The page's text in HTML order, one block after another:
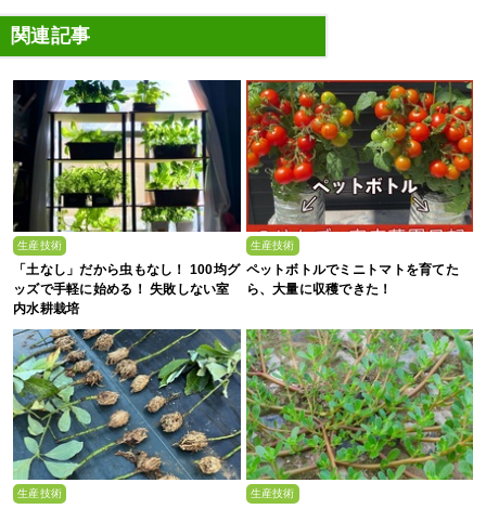
関連記事
生産技術
「土なし」だから虫もなし！ 100均グ
ッズで手軽に始める！ 失敗しない室
内水耕栽培
生産技術
ペットボトルでミニトマトを育てた
ら、大量に収穫できた！
生産技術 生産技術